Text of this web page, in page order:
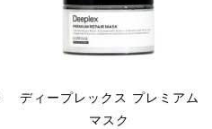
ディープレックス プレミアム
マスク